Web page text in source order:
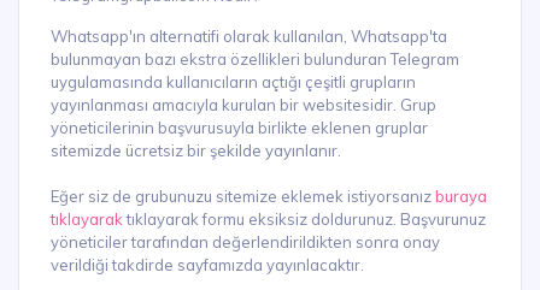
Whatsapp'ın alternatifi olarak kullanılan, Whatsapp'ta
bulunmayan bazı ekstra özellikleri bulunduran Telegram
uygulamasında kullanıcıların açtığı çeşitli grupların
yayınlanması amacıyla kurulan bir websitesidir. Grup
yöneticilerinin başvurusuyla birlikte eklenen gruplar
sitemizde ücretsiz bir şekilde yayınlanır.
Eğer siz de grubunuzu sitemize eklemek istiyorsanız buraya
tıklayaraktıklayarak formu eksiksiz doldurunuz. Başvurunuz
yöneticiler tarafından değerlendirildikten sonra onay
verildiği takdirde sayfamızda yayınlacaktır.